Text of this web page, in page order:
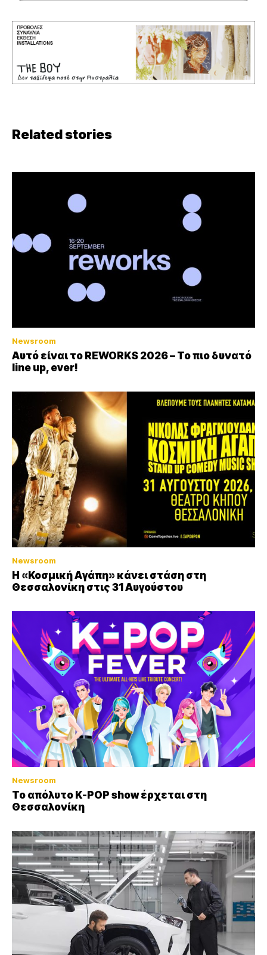
Related stories
Newsroom
Αυτό είναι το REWORKS 2026 – Το πιο δυνατό
line up, ever!
Newsroom
Η «Κοσμική Αγάπη» κάνει στάση στη
Θεσσαλονίκη στις 31 Αυγούστου
Newsroom
Το απόλυτο K-POP show έρχεται στη
Θεσσαλονίκη